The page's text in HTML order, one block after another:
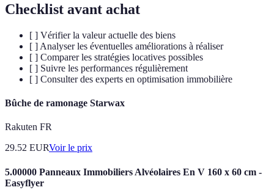
Checklist avant achat
[ ] Vérifier la valeur actuelle des biens
[ ] Analyser les éventuelles améliorations à réaliser
[ ] Comparer les stratégies locatives possibles
[ ] Suivre les performances régulièrement
[ ] Consulter des experts en optimisation immobilière
Bûche de ramonage Starwax
Rakuten FR
29.52 EURVoir le prix
5.00000 Panneaux Immobiliers Alvéolaires En V 160 x 60 cm -
Easyflyer